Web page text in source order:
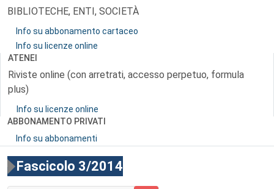
BIBLIOTECHE, ENTI, SOCIETÀ
Info su abbonamento cartaceo
Info su licenze online
ATENEI
Riviste online (con arretrati, accesso perpetuo, formula
plus)
Info su licenze online
ABBONAMENTO PRIVATI
Info su abbonamenti
Fascicolo 3/2014